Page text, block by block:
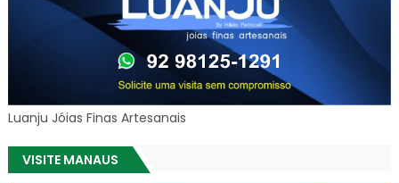
Luanju Jóias Finas Artesanais
VISITE MANAUS